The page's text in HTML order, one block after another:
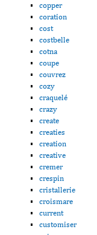
copper
coration
cost
costbelle
cotna
coupe
couvrez
cozy
craquelé
crazy
create
creaties
creation
creative
cremer
crespin
cristallerie
croismare
current
customiser